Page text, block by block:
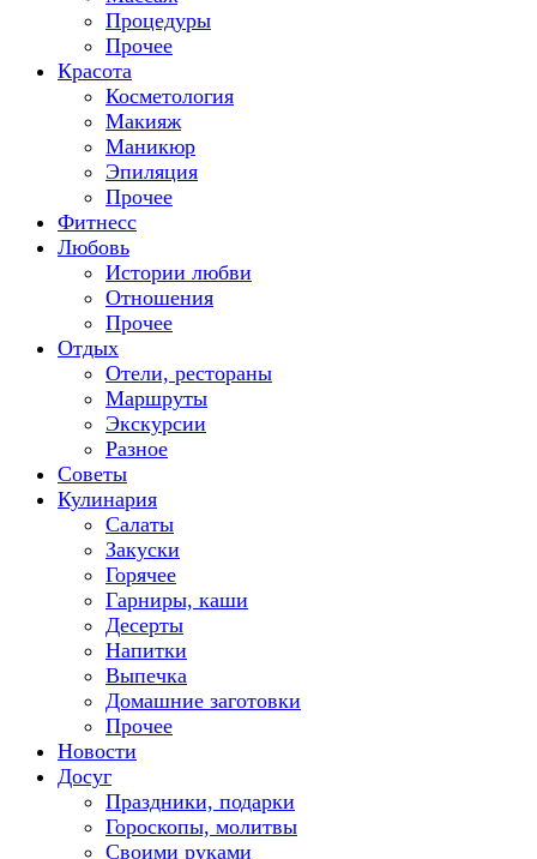
Процедуры
Прочее
Красота
Косметология
Макияж
Маникюр
Эпиляция
Прочее
Фитнесс
Любовь
Истории любви
Отношения
Прочее
Отдых
Отели, рестораны
Маршруты
Экскурсии
Разное
Советы
Кулинария
Салаты
Закуски
Горячее
Гарниры, каши
Десерты
Напитки
Выпечка
Домашние заготовки
Прочее
Новости
Досуг
Праздники, подарки
Гороскопы, молитвы
Своими руками